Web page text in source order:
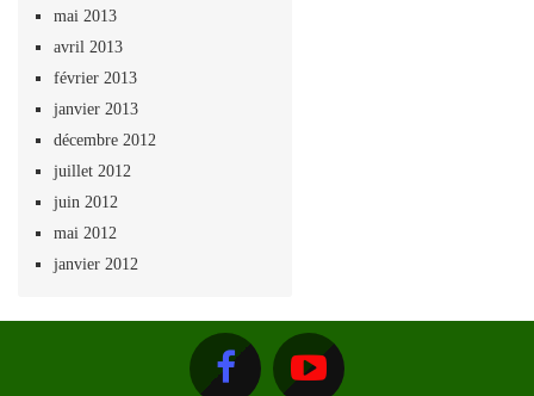
mai 2013
avril 2013
février 2013
janvier 2013
décembre 2012
juillet 2012
juin 2012
mai 2012
janvier 2012